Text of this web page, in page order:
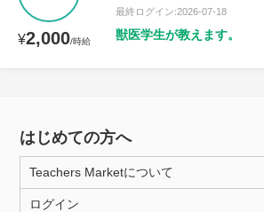
¥2,000/時給
最終ログイン:2026-07-18
獣医学生が教えます。
はじめての方へ
Teachers Marketについて
ログイン